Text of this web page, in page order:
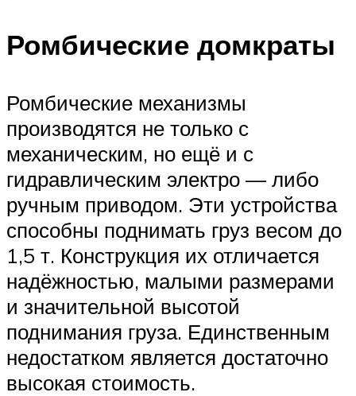
Ромбические домкраты
Ромбические механизмы
производятся не только с
механическим, но ещё и с
гидравлическим электро — либо
ручным приводом. Эти устройства
способны поднимать груз весом до
1,5 т. Конструкция их отличается
надёжностью, малыми размерами
и значительной высотой
поднимания груза. Единственным
недостатком является достаточно
высокая стоимость.